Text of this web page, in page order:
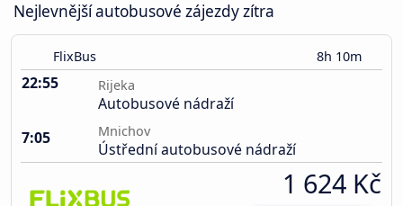
Nejlevnější autobusové zájezdy zítra
FlixBus 8h 10m
22:55 Rijeka
Autobusové nádraží
7:05
Mnichov
Ústřední autobusové nádraží
1 624 Kč